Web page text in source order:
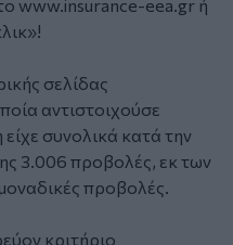
www.insurance-eea.gr ή
σελίδας
αντιστοιχούσε
συνολικά κατά την
3.006 προβολές, εκ των
προβολές.
κριτήριο